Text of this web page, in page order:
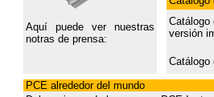
Aquí puede ver nuestras
notras de prensa:
versión
Catálogo
PCE alrededor del mundo